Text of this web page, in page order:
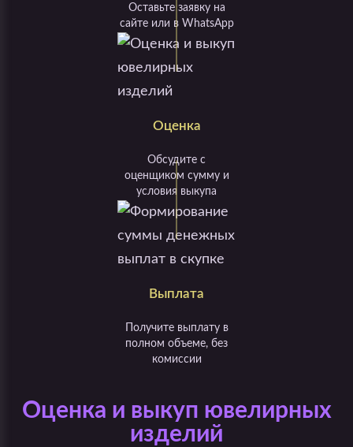
Оставьте заявку на
сайте или в WhatsApp
Оценка
Обсудите с
оценщиком сумму и
условия выкупа
Выплата
Получите выплату в
полном объеме, без
комиссии
Оценка и выкуп ювелирных
изделий